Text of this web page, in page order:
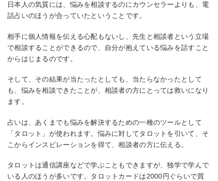
日本人の気質には、悩みを相談するのにカウンセラーよりも、電
話占いのほうが合っていたということです。
相手に個人情報を伝える心配もないし、先生と相談者という立場
で相談することができるので、自分が抱えている悩みを話すこと
からはじまるのです。
そして、その結果が当たったとしても、当たらなかったとして
も、悩みを相談できたことが、相談者の方にとっては救いになり
ます。
占いは、あくまでも悩みを解決するための一種のツールとして
「タロット」が使われます。悩みに対してタロットを引いて、そ
こからインスピレーションを得て、相談者の方に伝える。
タロットは通信講座などで学ぶこともできますが、独学で学んで
いる人のほうが多いです。タロットカードは2000円ぐらいで買